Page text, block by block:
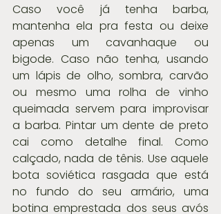
Caso você já tenha barba,
mantenha ela pra festa ou deixe
apenas um cavanhaque ou
bigode. Caso não tenha, usando
um lápis de olho, sombra, carvão
ou mesmo uma rolha de vinho
queimada servem para improvisar
a barba. Pintar um dente de preto
cai como detalhe final. Como
calçado, nada de tênis. Use aquele
bota soviética rasgada que está
no fundo do seu armário, uma
botina emprestada dos seus avós